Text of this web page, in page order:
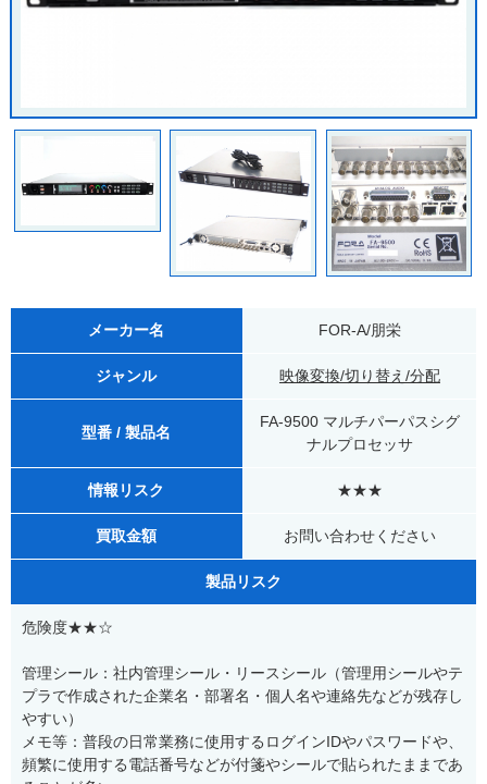
メーカー名 FOR-A/朋栄
ジャンル 映像変換/切り替え/分配
型番 / 製品名
FA-9500 マルチパーパスシグ
ナルプロセッサ
情報リスク ★★★
買取金額 お問い合わせください
製品リスク
危険度★★☆
管理シール：社内管理シール・リースシール（管理用シールやテ
プラで作成された企業名・部署名・個人名や連絡先などが残存し
やすい）
メモ等：普段の日常業務に使用するログインIDやパスワードや、
頻繁に使用する電話番号などが付箋やシールで貼られたままであ